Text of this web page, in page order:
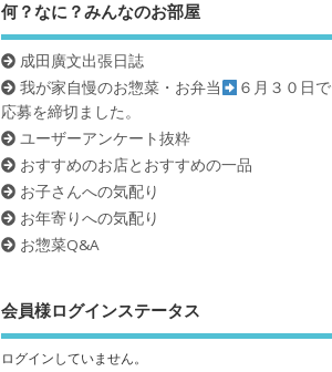
何？なに？みんなのお部屋
成田廣文出張日誌
我が家自慢のお惣菜・お弁当
６月３０日で
応募を締切ました。
ユーザーアンケート抜粋
おすすめのお店とおすすめの一品
お子さんへの気配り
お年寄りへの気配り
お惣菜Q&A
会員様ログインステータス
ログインしていません。